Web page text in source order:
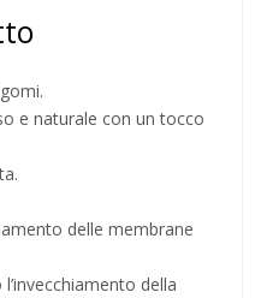
e naturale con un tocco
delle membrane
della